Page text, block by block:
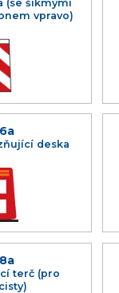
(se šikmými
vpravo)
deska
terč (pro